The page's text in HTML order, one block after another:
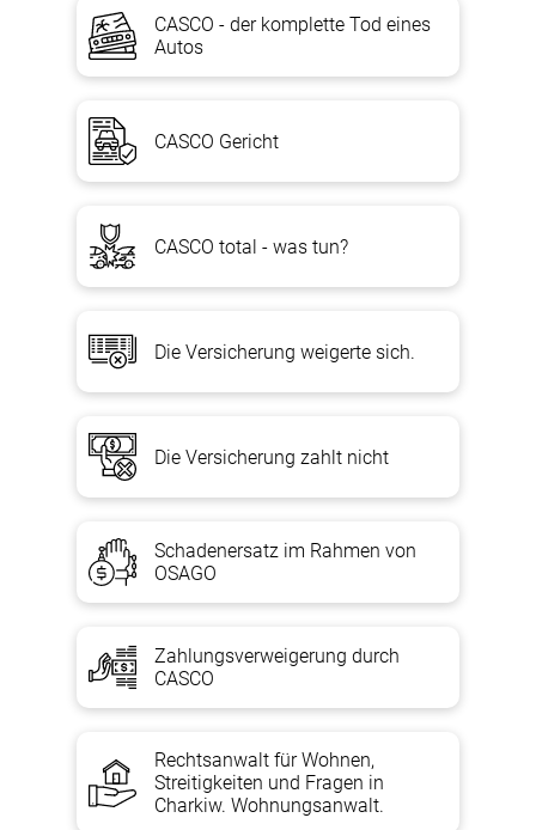
CASCO - der komplette Tod eines
Autos
CASCO Gericht
CASCO total - was tun?
Die Versicherung weigerte sich.
Die Versicherung zahlt nicht
Schadenersatz im Rahmen von
OSAGO
Zahlungsverweigerung durch
CASCO
Rechtsanwalt für Wohnen,
Streitigkeiten und Fragen in
Charkiw. Wohnungsanwalt.